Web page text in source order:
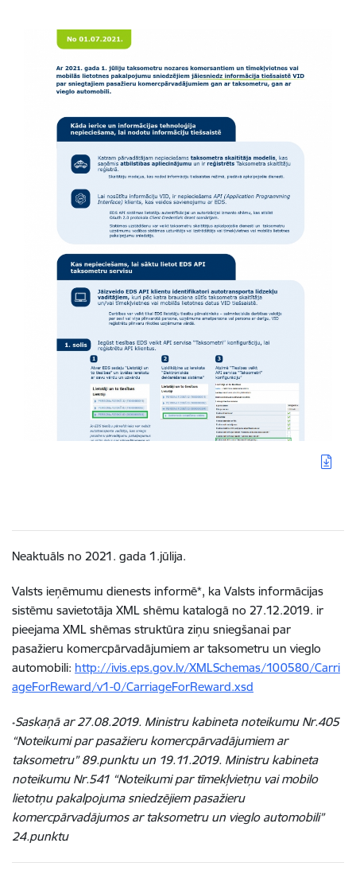
Neaktuāls no 2021. gada 1.jūlija.
Valsts ieņēmumu dienests informē*, ka Valsts informācijas
sistēmu savietotāja XML shēmu katalogā no 27.12.2019. ir
pieejama XML shēmas struktūra ziņu sniegšanai par
pasažieru komercpārvadājumiem ar taksometru un vieglo
automobili: http://ivis.eps.gov.lv/XMLSchemas/100580/Carri
ageForReward/v1-0/CarriageForReward.xsd
*Saskaņā ar 27.08.2019. Ministru kabineta noteikumu Nr.405
“Noteikumi par pasažieru komercpārvadājumiem ar
taksometru” 89.punktu un 19.11.2019. Ministru kabineta
noteikumu Nr.541 “Noteikumi par tīmekļvietņu vai mobilo
lietotņu pakalpojuma sniedzējiem pasažieru
komercpārvadājumos ar taksometru un vieglo automobili”
24.punktu